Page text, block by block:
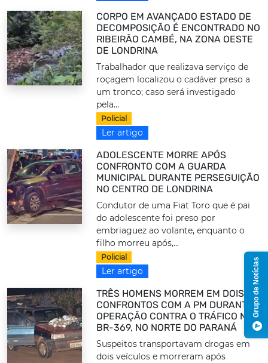
CORPO EM AVANÇADO ESTADO DE
DECOMPOSIÇÃO É ENCONTRADO NO
RIBEIRÃO CAMBÉ, NA ZONA OESTE
DE LONDRINA
Trabalhador que realizava serviço de
roçagem localizou o cadáver preso a
um tronco; caso será investigado
pela...
Policial
Ler artigo
ADOLESCENTE MORRE APÓS
CONFRONTO COM A GUARDA
MUNICIPAL DURANTE PERSEGUIÇÃO
NO CENTRO DE LONDRINA
Condutor de uma Fiat Toro que é pai
do adolescente foi preso por
embriaguez ao volante, enquanto o
filho morreu após,...
Policial
Ler artigo
TRÊS HOMENS MORREM EM DOIS
CONFRONTOS COM A PM DURANTE
OPERAÇÃO CONTRA O TRÁFICO NA
BR-369, NO NORTE DO PARANÁ
Suspeitos transportavam drogas em
dois veículos e morreram após
Grupo de Notícias